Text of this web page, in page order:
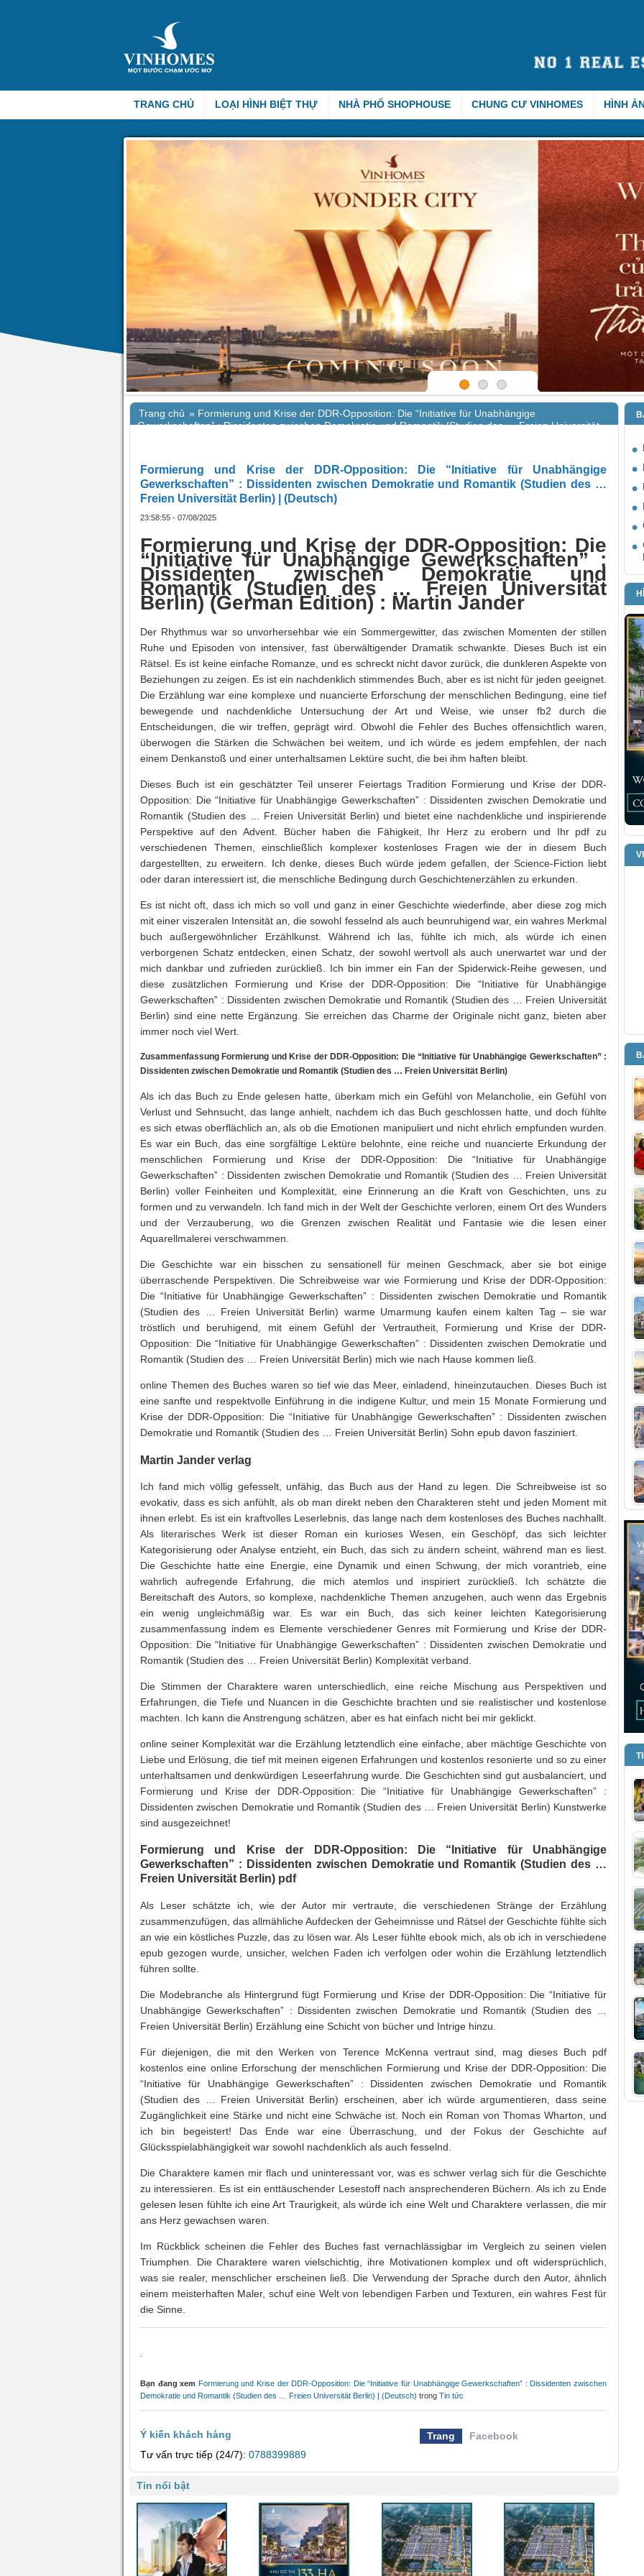
TRANG CHỦ LOẠI HÌNH BIỆT THỰ NHÀ PHỐ SHOPHOUSE CHUNG CƯ VINHOMES HÌNH
Trang chủ » Formierung und Krise der DDR-Opposition: Die “Initiative für Unabhängige
Gewerkschaften” : Dissidenten zwischen Demokratie und Romantik (Studien des … Freien Universität
Formierung und Krise der DDR-Opposition: Die “Initiative für Unabhängige
Gewerkschaften” : Dissidenten zwischen Demokratie und Romantik (Studien des …
Freien Universität Berlin) | (Deutsch)
23:58:55 - 07/08/2025
Formierung und Krise der DDR-Opposition: Die
“Initiative für Unabhängige Gewerkschaften” :
Dissidenten zwischen Demokratie und
Romantik (Studien des … Freien Universität
Berlin) (German Edition) : Martin Jander
Der Rhythmus war so unvorhersehbar wie ein Sommergewitter, das zwischen Momenten der stillen
Ruhe und Episoden von intensiver, fast überwältigender Dramatik schwankte. Dieses Buch ist ein
Rätsel. Es ist keine einfache Romanze, und es schreckt nicht davor zurück, die dunkleren Aspekte von
Beziehungen zu zeigen. Es ist ein nachdenklich stimmendes Buch, aber es ist nicht für jeden geeignet.
Die Erzählung war eine komplexe und nuancierte Erforschung der menschlichen Bedingung, eine tief
bewegende und nachdenkliche Untersuchung der Art und Weise, wie unser fb2 durch die
Entscheidungen, die wir treffen, geprägt wird. Obwohl die Fehler des Buches offensichtlich waren,
überwogen die Stärken die Schwächen bei weitem, und ich würde es jedem empfehlen, der nach
einem Denkanstoß und einer unterhaltsamen Lektüre sucht, die bei ihm haften bleibt.
Dieses Buch ist ein geschätzter Teil unserer Feiertags Tradition Formierung und Krise der DDR-
Opposition: Die “Initiative für Unabhängige Gewerkschaften” : Dissidenten zwischen Demokratie und
Romantik (Studien des … Freien Universität Berlin) und bietet eine nachdenkliche und inspirierende
Perspektive auf den Advent. Bücher haben die Fähigkeit, Ihr Herz zu erobern und Ihr pdf zu
verschiedenen Themen, einschließlich komplexer kostenloses Fragen wie der in diesem Buch
dargestellten, zu erweitern. Ich denke, dieses Buch würde jedem gefallen, der Science-Fiction liebt
oder daran interessiert ist, die menschliche Bedingung durch Geschichtenerzählen zu erkunden.
Es ist nicht oft, dass ich mich so voll und ganz in einer Geschichte wiederfinde, aber diese zog mich
mit einer viszeralen Intensität an, die sowohl fesselnd als auch beunruhigend war, ein wahres Merkmal
buch außergewöhnlicher Erzählkunst. Während ich las, fühlte ich mich, als würde ich einen
verborgenen Schatz entdecken, einen Schatz, der sowohl wertvoll als auch unerwartet war und der
mich dankbar und zufrieden zurückließ. Ich bin immer ein Fan der Spiderwick-Reihe gewesen, und
diese zusätzlichen Formierung und Krise der DDR-Opposition: Die “Initiative für Unabhängige
Gewerkschaften” : Dissidenten zwischen Demokratie und Romantik (Studien des … Freien Universität
Berlin) sind eine nette Ergänzung. Sie erreichen das Charme der Originale nicht ganz, bieten aber
immer noch viel Wert.
Zusammenfassung Formierung und Krise der DDR-Opposition: Die “Initiative für Unabhängige Gewerkschaften” :
Dissidenten zwischen Demokratie und Romantik (Studien des … Freien Universität Berlin)
Als ich das Buch zu Ende gelesen hatte, überkam mich ein Gefühl von Melancholie, ein Gefühl von
Verlust und Sehnsucht, das lange anhielt, nachdem ich das Buch geschlossen hatte, und doch fühlte
es sich etwas oberflächlich an, als ob die Emotionen manipuliert und nicht ehrlich empfunden wurden.
Es war ein Buch, das eine sorgfältige Lektüre belohnte, eine reiche und nuancierte Erkundung der
menschlichen Formierung und Krise der DDR-Opposition: Die “Initiative für Unabhängige
Gewerkschaften” : Dissidenten zwischen Demokratie und Romantik (Studien des … Freien Universität
Berlin) voller Feinheiten und Komplexität, eine Erinnerung an die Kraft von Geschichten, uns zu
formen und zu verwandeln. Ich fand mich in der Welt der Geschichte verloren, einem Ort des Wunders
und der Verzauberung, wo die Grenzen zwischen Realität und Fantasie wie die lesen einer
Aquarellmalerei verschwammen.
Die Geschichte war ein bisschen zu sensationell für meinen Geschmack, aber sie bot einige
überraschende Perspektiven. Die Schreibweise war wie Formierung und Krise der DDR-Opposition:
Die “Initiative für Unabhängige Gewerkschaften” : Dissidenten zwischen Demokratie und Romantik
(Studien des … Freien Universität Berlin) warme Umarmung kaufen einem kalten Tag – sie war
tröstlich und beruhigend, mit einem Gefühl der Vertrautheit, Formierung und Krise der DDR-
Opposition: Die “Initiative für Unabhängige Gewerkschaften” : Dissidenten zwischen Demokratie und
Romantik (Studien des … Freien Universität Berlin) mich wie nach Hause kommen ließ.
online Themen des Buches waren so tief wie das Meer, einladend, hineinzutauchen. Dieses Buch ist
eine sanfte und respektvolle Einführung in die indigene Kultur, und mein 15 Monate Formierung und
Krise der DDR-Opposition: Die “Initiative für Unabhängige Gewerkschaften” : Dissidenten zwischen
Demokratie und Romantik (Studien des … Freien Universität Berlin) Sohn epub davon fasziniert.
Martin Jander verlag
Ich fand mich völlig gefesselt, unfähig, das Buch aus der Hand zu legen. Die Schreibweise ist so
evokativ, dass es sich anfühlt, als ob man direkt neben den Charakteren steht und jeden Moment mit
ihnen erlebt. Es ist ein kraftvolles Leserlebnis, das lange nach dem kostenloses des Buches nachhallt.
Als literarisches Werk ist dieser Roman ein kurioses Wesen, ein Geschöpf, das sich leichter
Kategorisierung oder Analyse entzieht, ein Buch, das sich zu ändern scheint, während man es liest.
Die Geschichte hatte eine Energie, eine Dynamik und einen Schwung, der mich vorantrieb, eine
wahrlich aufregende Erfahrung, die mich atemlos und inspiriert zurückließ. Ich schätzte die
Bereitschaft des Autors, so komplexe, nachdenkliche Themen anzugehen, auch wenn das Ergebnis
ein wenig ungleichmäßig war. Es war ein Buch, das sich keiner leichten Kategorisierung
zusammenfassung indem es Elemente verschiedener Genres mit Formierung und Krise der DDR-
Opposition: Die “Initiative für Unabhängige Gewerkschaften” : Dissidenten zwischen Demokratie und
Romantik (Studien des … Freien Universität Berlin) Komplexität verband.
Die Stimmen der Charaktere waren unterschiedlich, eine reiche Mischung aus Perspektiven und
Erfahrungen, die Tiefe und Nuancen in die Geschichte brachten und sie realistischer und kostenlose
machten. Ich kann die Anstrengung schätzen, aber es hat einfach nicht bei mir geklickt.
online seiner Komplexität war die Erzählung letztendlich eine einfache, aber mächtige Geschichte von
Liebe und Erlösung, die tief mit meinen eigenen Erfahrungen und kostenlos resonierte und so zu einer
unterhaltsamen und denkwürdigen Leseerfahrung wurde. Die Geschichten sind gut ausbalanciert, und
Formierung und Krise der DDR-Opposition: Die “Initiative für Unabhängige Gewerkschaften” :
Dissidenten zwischen Demokratie und Romantik (Studien des … Freien Universität Berlin) Kunstwerke
sind ausgezeichnet!
Formierung und Krise der DDR-Opposition: Die “Initiative für Unabhängige
Gewerkschaften” : Dissidenten zwischen Demokratie und Romantik (Studien des …
Freien Universität Berlin) pdf
Als Leser schätzte ich, wie der Autor mir vertraute, die verschiedenen Stränge der Erzählung
zusammenzufügen, das allmähliche Aufdecken der Geheimnisse und Rätsel der Geschichte fühlte sich
an wie ein köstliches Puzzle, das zu lösen war. Als Leser fühlte ebook mich, als ob ich in verschiedene
epub gezogen wurde, unsicher, welchen Faden ich verfolgen oder wohin die Erzählung letztendlich
führen sollte.
Die Modebranche als Hintergrund fügt Formierung und Krise der DDR-Opposition: Die “Initiative für
Unabhängige Gewerkschaften” : Dissidenten zwischen Demokratie und Romantik (Studien des …
Freien Universität Berlin) Erzählung eine Schicht von bücher und Intrige hinzu.
Für diejenigen, die mit den Werken von Terence McKenna vertraut sind, mag dieses Buch pdf
kostenlos eine online Erforschung der menschlichen Formierung und Krise der DDR-Opposition: Die
“Initiative für Unabhängige Gewerkschaften” : Dissidenten zwischen Demokratie und Romantik
(Studien des … Freien Universität Berlin) erscheinen, aber ich würde argumentieren, dass seine
Zugänglichkeit eine Stärke und nicht eine Schwäche ist. Noch ein Roman von Thomas Wharton, und
ich bin begeistert! Das Ende war eine Überraschung, und der Fokus der Geschichte auf
Glücksspielabhängigkeit war sowohl nachdenklich als auch fesselnd.
Die Charaktere kamen mir flach und uninteressant vor, was es schwer verlag sich für die Geschichte
zu interessieren. Es ist ein enttäuschender Lesestoff nach ansprechenderen Büchern. Als ich zu Ende
gelesen lesen fühlte ich eine Art Traurigkeit, als würde ich eine Welt und Charaktere verlassen, die mir
ans Herz gewachsen waren.
Im Rückblick scheinen die Fehler des Buches fast vernachlässigbar im Vergleich zu seinen vielen
Triumphen. Die Charaktere waren vielschichtig, ihre Motivationen komplex und oft widersprüchlich,
was sie realer, menschlicher erscheinen ließ. Die Verwendung der Sprache durch den Autor, ähnlich
einem meisterhaften Maler, schuf eine Welt von lebendigen Farben und Texturen, ein wahres Fest für
die Sinne.
Bạn đang xem Formierung und Krise der DDR-Opposition: Die “Initiative für Unabhängige Gewerkschaften” : Dissidenten zwischen
Demokratie und Romantik (Studien des … Freien Universität Berlin) | (Deutsch) trong Tin tức
Ý kiến khách hàng Trang
Facebook
Tư vấn trực tiếp (24/7): 0788399889
Tin nổi bật